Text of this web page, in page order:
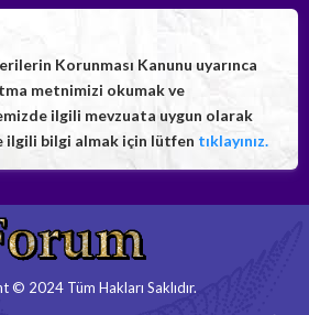
Korunması Kanunu uyarınca
metnimizi okumak ve
ilgili mevzuata uygun olarak
ilgili bilgi almak için lütfen tıklayınız.
© 2024 Tüm Hakları Saklıdır.